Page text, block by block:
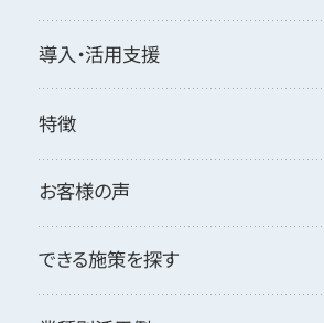
導入・活用支援
特徴
お客様の声
できる施策を探す